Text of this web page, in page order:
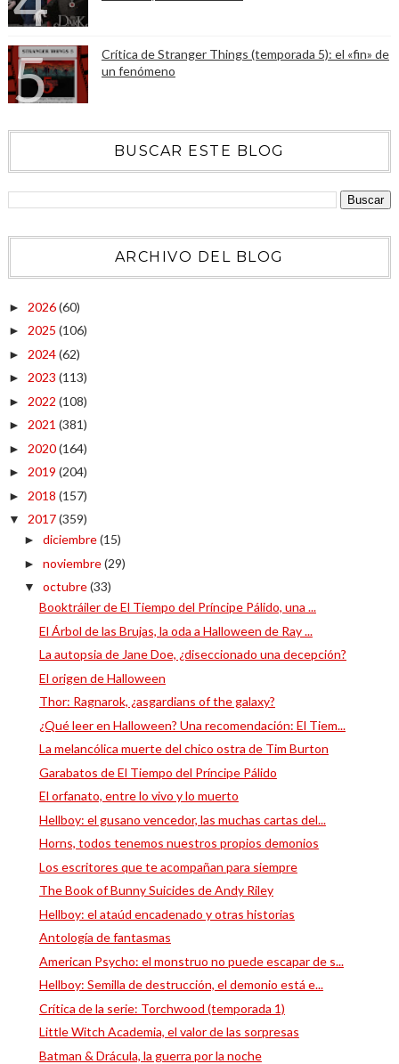
Crítica de Stranger Things (temporada 5): el «fin» de
un fenómeno
BUSCAR ESTE BLOG
ARCHIVO DEL BLOG
► 2026(60)
► 2025 (106)
► 2024(62)
► 2023 (113)
► 2022 (108)
► 2021 (381)
► 2020(164)
► 2019 (204)
► 2018 (157)
▼ 2017(359)
► diciembre(15)
► noviembre(29)
▼ octubre(33)
Booktráiler de El Tiempo del Príncipe Pálido, una ...
El Árbol de las Brujas, la oda a Halloween de Ray ...
La autopsia de Jane Doe, ¿diseccionado una decepción?
El origen de Halloween
Thor: Ragnarok, ¿asgardians of the galaxy?
¿Qué leer en Halloween? Una recomendación: El Tiem...
La melancólica muerte del chico ostra de Tim Burton
Garabatos de El Tiempo del Príncipe Pálido
El orfanato, entre lo vivo y lo muerto
Hellboy: el gusano vencedor, las muchas cartas del...
Horns, todos tenemos nuestros propios demonios
Los escritores que te acompañan para siempre
The Book of Bunny Suicides de Andy Riley
Hellboy: el ataúd encadenado y otras historias
Antología de fantasmas
American Psycho: el monstruo no puede escapar de s...
Hellboy: Semilla de destrucción, el demonio está e...
Crítica de la serie: Torchwood (temporada 1)
Little Witch Academia, el valor de las sorpresas
Batman & Drácula, la guerra por la noche